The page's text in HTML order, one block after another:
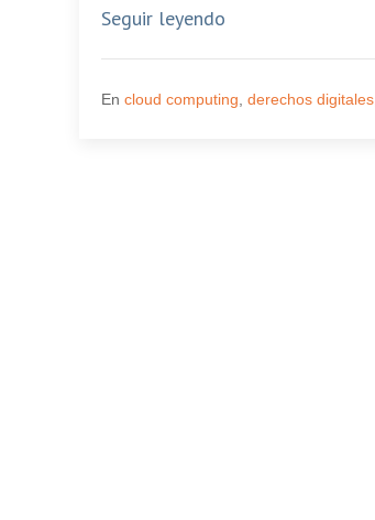
Seguir leyendo
En cloud computing derechos digitales